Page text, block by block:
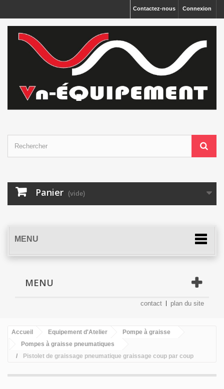
Connexion
Contactez-nous
Panier (vide)
MENU
MENU
contact plan du site
Accueil Equipement d'Atelier
Pompe à graisse
Pompes à graisse pneumatiques
Pistolet de graissage pneumatique graissage coup par coup